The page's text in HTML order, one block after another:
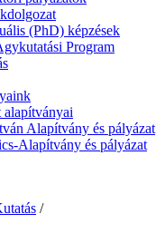
(PhD) képzések
Program
alapítványai
Alapítvány és pályázat
Alapítvány és pályázat
/